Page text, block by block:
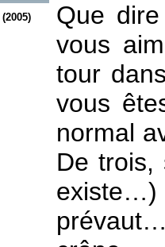
(2005)
Que
vous
tour
vous
normal
De trois,